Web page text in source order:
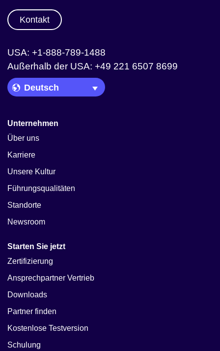
Kontakt
USA: +1-888-789-1488
Außerhalb der USA: +49 221 6507 8699
Language Picker
Unternehmen
Über uns
Karriere
Unsere Kultur
Führungsqualitäten
Standorte
Newsroom
Starten Sie jetzt
Zertifizierung
Ansprechpartner Vertrieb
Downloads
Partner finden
Kostenlose Testversion
Schulung